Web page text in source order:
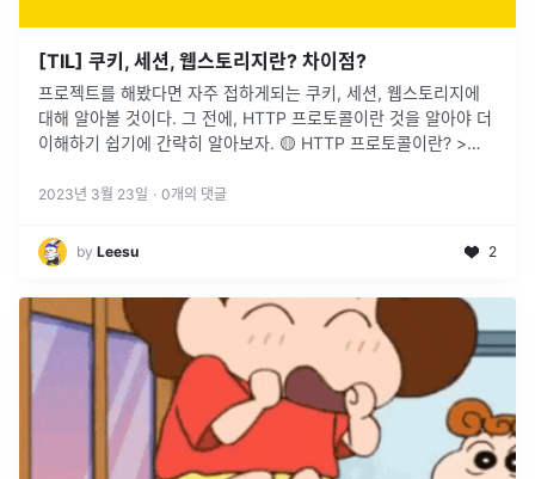
[TIL] 쿠키, 세션, 웹스토리지란? 차이점?
프로젝트를 해봤다면 자주 접하게되는 쿠키, 세션, 웹스토리지에
대해 알아볼 것이다. 그 전에, HTTP 프로토콜이란 것을 알아야 더
이해하기 쉽기에 간략히 알아보자. 🟡 HTTP 프로토콜이란? >
2023년 3월 23일 · 0개의 댓글
by Leesu 2